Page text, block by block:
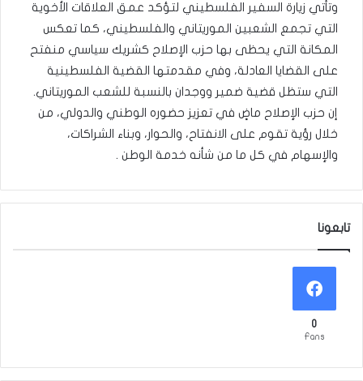
وتأتي زيارة السفير الفلسطيني لتؤكد عمق العلاقات الأخوية
التي تجمع الشعبين الموريتاني والفلسطيني، كما تعكس
المكانة التي يحظى بها حزب الإصلاح كشريك سياسي منفتح
على القضايا العادلة، وفي مقدمتها القضية الفلسطينية
التي ستظل قضية ضمير ووجدان بالنسبة للشعب الموريتاني.
إن حزب الإصلاح ماضٍ في تعزيز حضوره الوطني والدولي، من
خلال رؤية تقوم على الانفتاح، والحوار، وبناء الشراكات،
والإسهام في كل ما من شأنه خدمة الوطن .
تابعونا
0
Fans